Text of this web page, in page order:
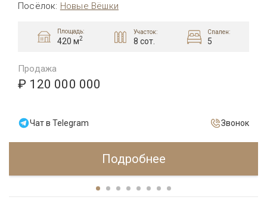
Посёлок: Новые Вёшки
Площадь:
420 м2
Участок:
8 сот.
Спален:
5
Продажа
₽ 120 000 000
Чат в Telegram Звонок
Подробнее